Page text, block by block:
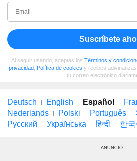
Suscríbete
Al seguir usando, aceptas los Términos y
privacidad, Política de cookies y recibes
tu correo electrónico
Deutsch English Español
Nederlands
Polski Português
Русский
Українська हिन्दी 한국
ANUNCIO